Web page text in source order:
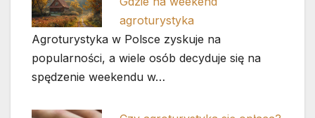
agroturystyka
Agroturystyka w Polsce zyskuje na
popularności, a wiele osób decyduje się na
spędzenie weekendu w…